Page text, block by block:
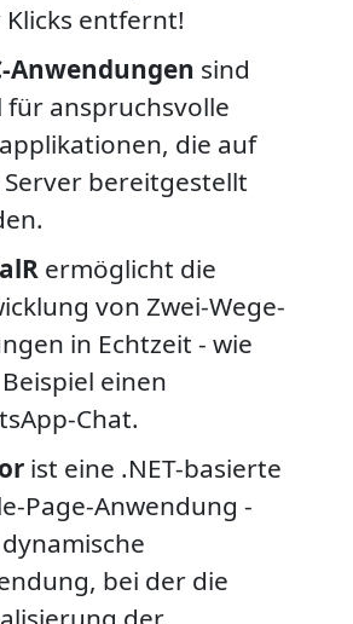
Klicks entfernt!
Anwendungen sind
für anspruchsvolle
die auf
bereitgestellt
ermöglicht die
von Zwei-Wege-
in Echtzeit - wie
einen
Chat.
ist eine .NET-basierte
Page-Anwendung -
bei der die